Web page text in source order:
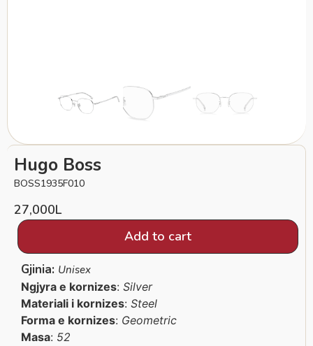
Hugo Boss
BOSS1935F010
27,000L
Add to cart
Gjinia: Unisex
Ngjyra e kornizes: Silver
Materiali i kornizes: Steel
Forma e kornizes: Geometric
Masa: 52